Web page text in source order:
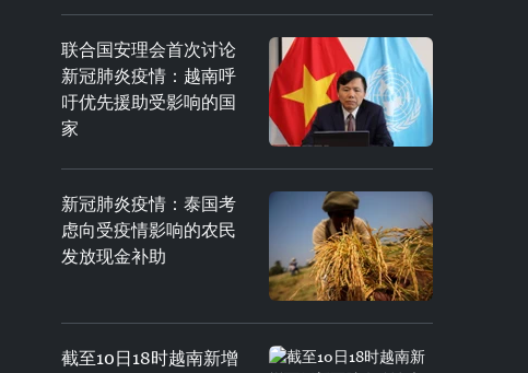
联合国安理会首次讨论
新冠肺炎疫情：越南呼
吁优先援助受影响的国
家
新冠肺炎疫情：泰国考
虑向受疫情影响的农民
发放现金补助
截至10日18时越南新增